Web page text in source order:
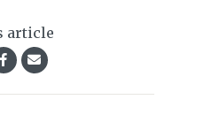
article